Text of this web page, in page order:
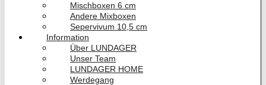
Mischboxen 6 cm
Andere Mixboxen
Sepervivum 10,5 cm
Information
Über LUNDAGER
Unser Team
LUNDAGER HOME
Werdegang